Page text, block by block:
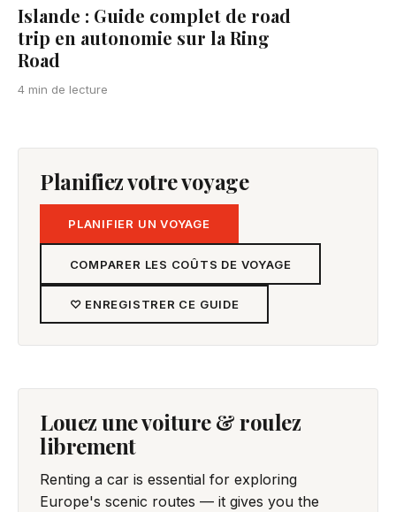
Islande : Guide complet de road
trip en autonomie sur la Ring
Road
4 min de lecture
Planifiez votre voyage
PLANIFIER UN VOYAGE
COMPARER LES COÛTS DE VOYAGE
♡ ENREGISTRER CE GUIDE
Louez une voiture & roulez
librement
Renting a car is essential for exploring
Europe's scenic routes — it gives you the